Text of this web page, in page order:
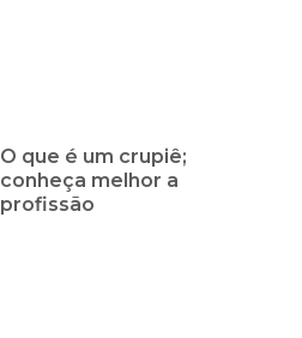
O que é um crupiê;
conheça melhor a
profissão